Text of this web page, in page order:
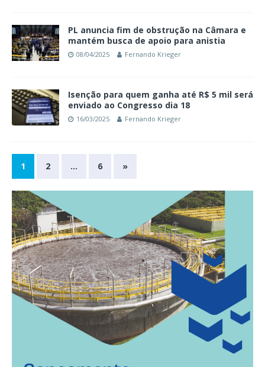
PL anuncia fim de obstrução na Câmara e
mantém busca de apoio para anistia
08/04/2025 Fernando Krieger
Isenção para quem ganha até R$ 5 mil será
enviado ao Congresso dia 18
16/03/2025 Fernando Krieger
1 2 … 6 »